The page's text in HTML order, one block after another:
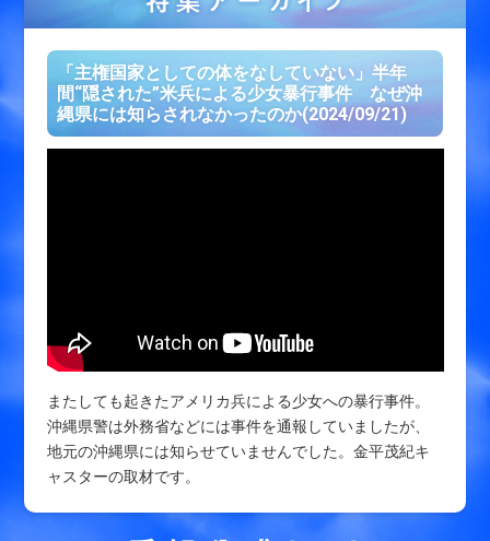
「主権国家としての体をなしていない」半年
間“隠された”米兵による少女暴行事件 なぜ沖
縄県には知らされなかったのか(2024/09/21)
またしても起きたアメリカ兵による少女への暴行事件。
沖縄県警は外務省などには事件を通報していましたが、
地元の沖縄県には知らせていませんでした。金平茂紀キ
ャスターの取材です。